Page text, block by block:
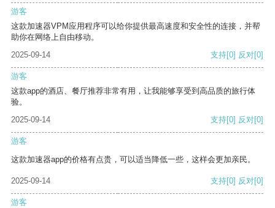
游客
这款加速器VPM应用程序可以给你提供最高速度和安全性的连接，并帮
助你在网络上自由移动。
2025-09-14
支持[0] 反对[0]
游客
这款app的酒店、餐厅推荐非常有用，让我能够享受到高品质的旅行体
验。
2025-09-14
支持[0] 反对[0]
游客
这款加速器app的价格有点贵，可以适当降低一些，这样会更加亲民。
2025-09-14 支持[0] 反对[0]
游客